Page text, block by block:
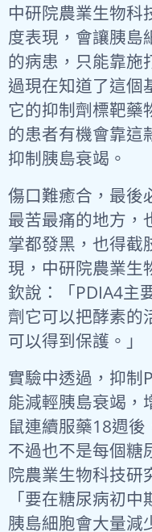
中研院農業生物科
度表現，會讓胰島
的病患，只能靠施
過現在知道了這個
它的抑制劑標靶藥
的患者有機會靠這
抑制胰島衰竭。
傷口難癒合，最後
最苦最痛的地方，
掌都發黑，也得截
現，中研院農業生
欽說：「PDIA4主
劑它可以把酵素的
可以得到保護。」
實驗中透過，抑制
能減輕胰島衰竭，
鼠連續服藥18週後
不過也不是每個糖
院農業生物科技研
「要在糖尿病初
胰島細胞會大量減